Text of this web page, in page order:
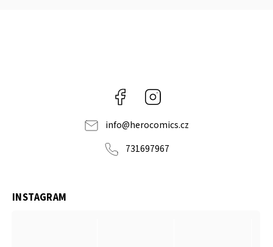
Facebook
info@herocomics.cz
731697967
INSTAGRAM